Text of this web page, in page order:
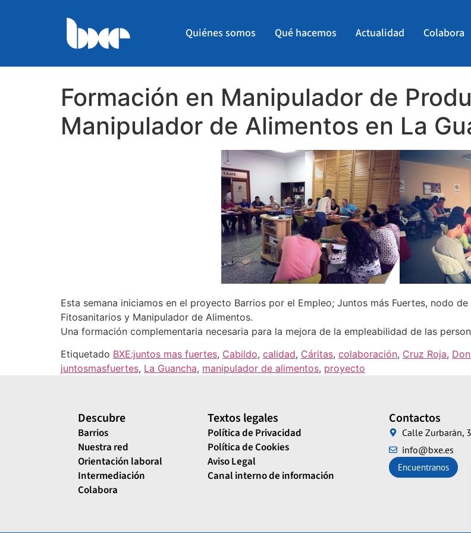
Quiénes somos Qué hacemos Actualidad Colabora
Formación en Manipulador de
Manipulador de Alimentos en La
Esta semana iniciamos en el proyecto Barrios por el Empleo; Juntos más Fuertes, nodo
Fitosanitarios y Manipulador de Alimentos.
Una formación complementaria necesaria para la mejora de la empleabilidad de las
Etiquetado BXE:juntos mas fuertes, Cabildo, calidad, Cáritas, colaboración, Cruz Roja,
juntosmasfuertes, La Guancha, manipulador de alimentos, proyecto
Descubre
Barrios
Nuestra red
Orientación laboral
Intermediación
Colabora
Textos legales
Política de Privacidad
Política de Cookies
Aviso Legal
Canal interno de información
Contactos
Calle Zurbarán,
info@bxe.es
Encuentranos